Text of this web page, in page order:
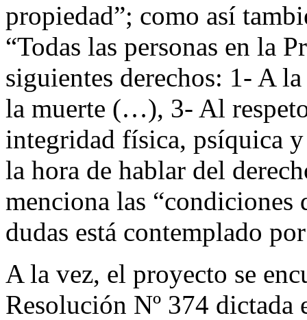
propiedad”; como así
“Todas las personas en la
siguientes derechos: 1- A
la muerte (…), 3- Al
integridad física, psíquica
la hora de hablar del
menciona las
dudas está contemplado
A la vez, el proyecto se
Resolución Nº 374